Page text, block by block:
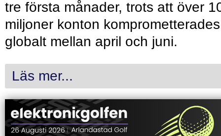
tre första månader, trots att över
miljoner konton komprometterades
globalt mellan april och juni.
Läs mer...